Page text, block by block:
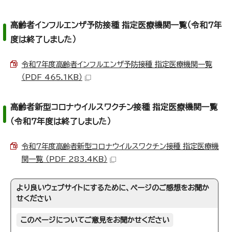
高齢者インフルエンザ予防接種 指定医療機関一覧（令和7年
度は終了しました）
令和7年度高齢者インフルエンザ予防接種 指定医療機関一覧
（PDF 465.1KB）
高齢者新型コロナウイルスワクチン接種 指定医療機関一覧
（令和7年度は終了しました）
令和7年度高齢者新型コロナウイルスワクチン接種 指定医療機
関一覧 （PDF 283.4KB）
より良いウェブサイトにするために、ページのご感想をお聞か
せください
このページについてご意見をお聞かせください